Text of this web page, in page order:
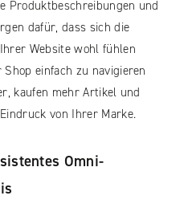
Produktbeschreibungen und
dafür, dass sich die
Website wohl fühlen
einfach zu navigieren
kaufen mehr Artikel und
von Ihrer Marke.
Omni-